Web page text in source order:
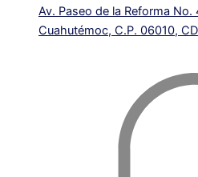
Av. Paseo de la Reforma No.
Cuahutémoc, C.P. 06010,